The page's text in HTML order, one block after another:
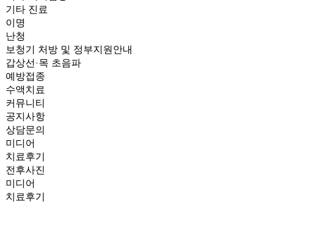
기타 진료
이명
난청
보청기 처방 및 정부지원안내
갑상선·목 초음파
예방접종
수액치료
커뮤니티
공지사항
상담문의
미디어
치료후기
전후사진
미디어
치료후기